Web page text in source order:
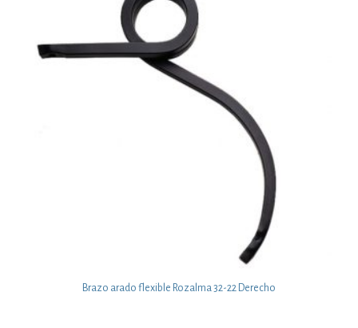
Brazo arado flexible Rozalma 32-22 Derecho